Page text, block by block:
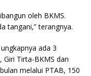
oleh BKMS.
tangani,” terangnya.
ada 3
Giri Tirta-BKMS dan
melalui PTAB, 150